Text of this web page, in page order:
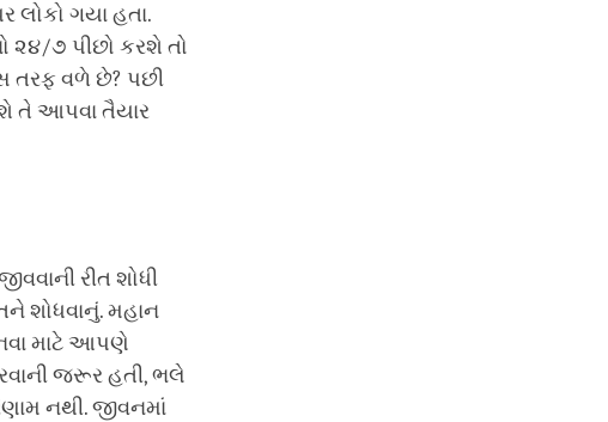
લોકો ગયા હતા.
૨૪/૭ પીછો કરશે તો
તરફ વળે છે? પછી
તે આપવા તૈયાર
રીત શોધી
શોધવાનું. મહાન
માટે આપણે
જરૂર હતી, ભલે
નથી. જીવનમાં